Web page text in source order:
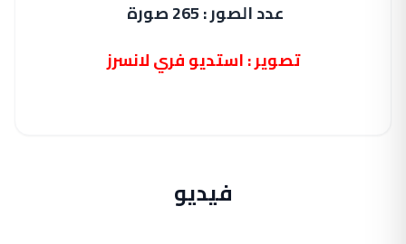
عدد الصور : 265 صورة
تصوير : استديو فري لانسرز
فيديو